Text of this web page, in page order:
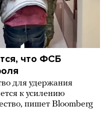
что ФСБ
для удержания
к усилению
пишет Bloomberg